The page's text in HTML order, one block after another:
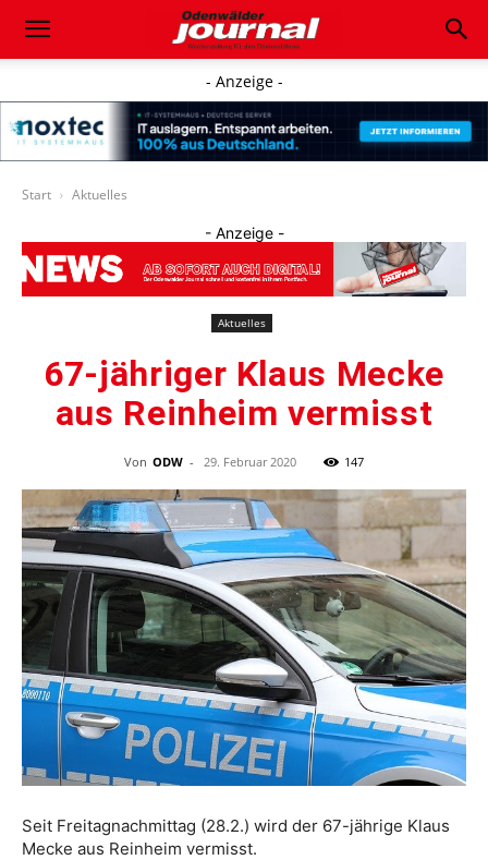
- Anzeige -
Start Aktuelles
- Anzeige -
Aktuelles
67-jähriger Klaus Mecke
aus Reinheim vermisst
Von ODW - 29. Februar 2020 147
Seit Freitagnachmittag (28.2.) wird der 67-jährige Klaus
Mecke aus Reinheim vermisst.